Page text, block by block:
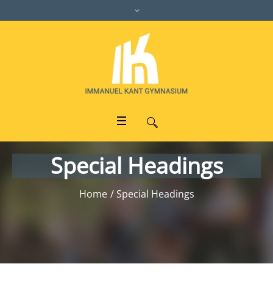
Special Headings
Home / Special Headings